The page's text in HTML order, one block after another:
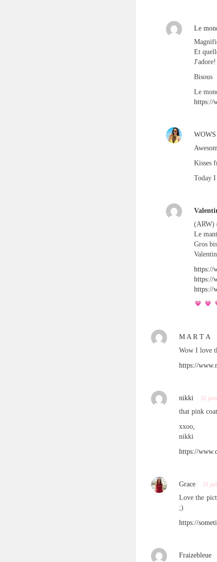
Le
Et
J'adore!
Bisous
Le
https://
WOWS
Kisses
Today
(ARW)
Le
Gros
https://
https://
https://
M A R T A
Wow I love
https://
nikki 31
that pink
xxoo,
nikki
https://
Grace 31
Love the
;)
https://
Fraizebleue